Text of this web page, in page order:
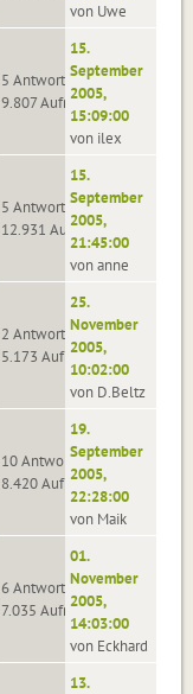
von Uwe
5 Antworten
9.807 Aufrufe
15.
September
2005,
15:09:00
von ilex
5 Antworten
12.931 Aufrufe
15.
September
2005,
21:45:00
von anne
2 Antworten
5.173 Aufrufe
25.
November
2005,
10:02:00
von D.Beltz
10 Antworten
8.420 Aufrufe
19.
September
2005,
22:28:00
von Maik
6 Antworten
7.035 Aufrufe
01.
November
2005,
14:03:00
von Eckhard
13.